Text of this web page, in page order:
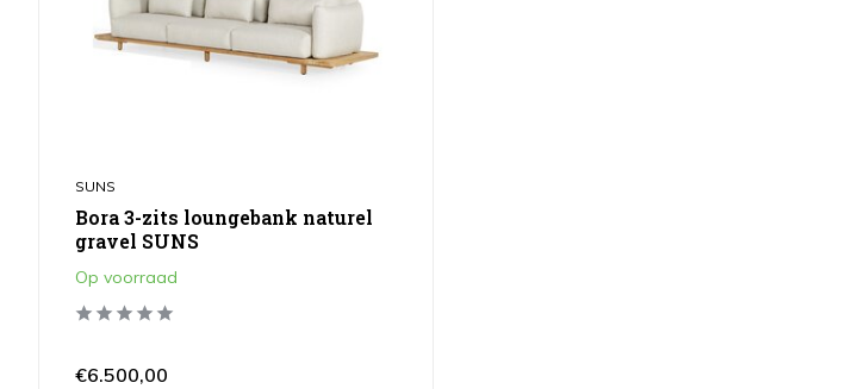
SUNS
Bora 3-zits loungebank naturel
gravel SUNS
Op voorraad
€6.500,00